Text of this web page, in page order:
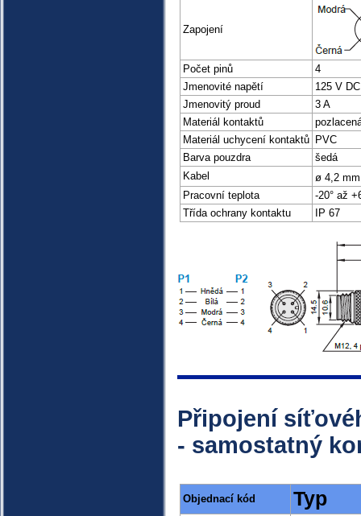
Zapojení
Počet pinů
4
Jmenovité napětí
125 V
Jmenovitý proud
3 A
Materiál kontaktů
Materiál uchycení kontaktů PVC
Barva pouzdra
šedá
Kabel
ø 4,2
Pracovní teplota
-20° až
Třída ochrany kontaktu
IP 67
Připojení
- samostatný
Objednací kód Typ